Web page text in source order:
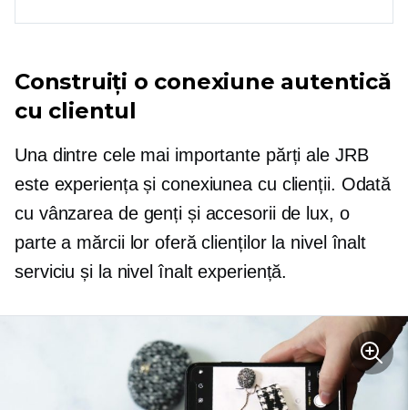
Construiți o conexiune autentică
cu clientul
Una dintre cele mai importante părți ale JRB
este experiența și conexiunea cu clienții. Odată
cu vânzarea de genți și accesorii de lux, o
parte a mărcii lor oferă clienților la nivel înalt
serviciu și la nivel înaltexperiență.